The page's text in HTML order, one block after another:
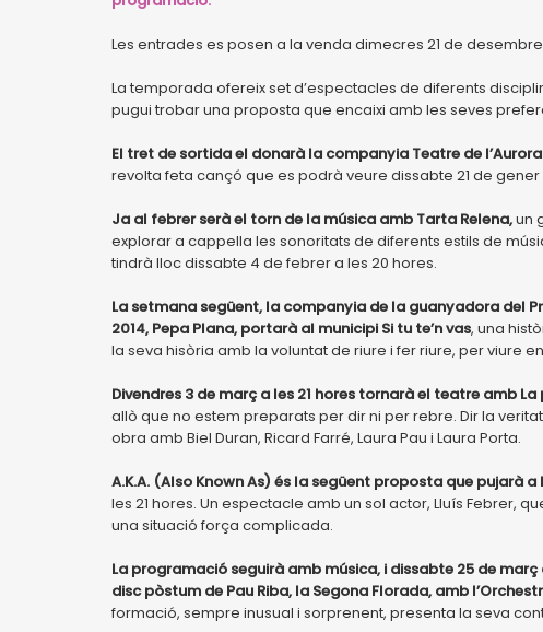
Les entrades es posen a la venda dimecres 21 de desembre
La temporada ofereix set d’espectacles de diferents
pugui trobar una proposta que encaixi amb les seves
El tret de sortida el donarà la companyia Teatre de
revolta feta cançó que es podrà veure dissabte 21 de gener
Ja al febrer serà el torn de la música amb Tarta Relena,un
explorar a cappella les sonoritats de diferents estils de
tindrà lloc dissabte 4 de febrer a les 20 hores.
La setmana següent, la companyia de la guanyadora del
2014, Pepa Plana, portarà al municipi Si tu te’n vas, una
la seva hisòria amb la voluntat de riure i fer riure, per viure
Divendres 3 de març a les 21 hores tornarà el teatre amb
allò que no estem preparats per dir ni per rebre. Dir la
obra amb Biel Duran, Ricard Farré, Laura Pau i Laura Porta.
A.K.A. (Also Known As) és la següent proposta que pujarà
les 21 hores. Un espectacle amb un sol actor, Lluís Febrer,
una situació força complicada.
La programació seguirà amb música, i dissabte 25 de
disc pòstum de Pau Riba, la Segona Florada, amb
formació, sempre inusual i sorprenent, presenta la seva